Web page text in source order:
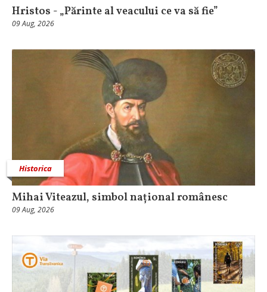
Hristos - „Părinte al veacului ce va să fie”
09 Aug, 2026
Historica
Mihai Viteazul, simbol național românesc
09 Aug, 2026